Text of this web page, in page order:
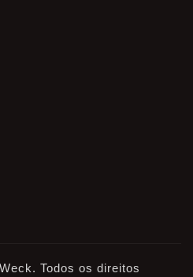
Todos os direitos